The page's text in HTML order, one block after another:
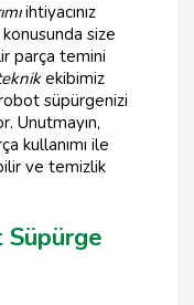
ihtiyacınız
size
parça temini
ekibimiz
süpürgenizi
Unutmayın,
kullanımı ile
ve temizlik